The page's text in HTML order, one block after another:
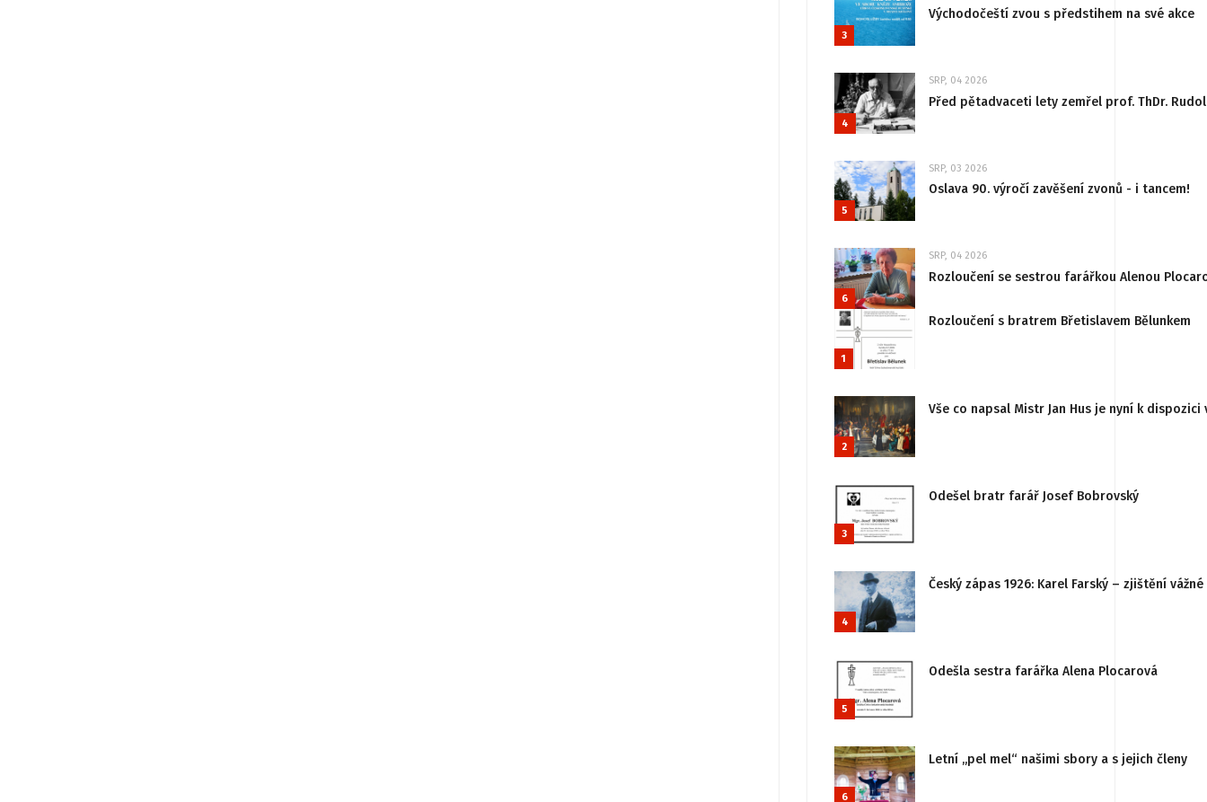
3
Východočeští zvou s předstihem na své akce
4
SRP, 04 2026
Před pětadvaceti lety zemřel prof. ThDr.
5
SRP, 03 2026
Oslava 90. výročí zavěšení zvonů - i tancem!
6
SRP, 04 2026
Rozloučení se sestrou farářkou Alenou
1
Rozloučení s bratrem Břetislavem Bělunkem
2
Vše co napsal Mistr Jan Hus je nyní k
3
Odešel bratr farář Josef Bobrovský
4
Český zápas 1926: Karel Farský – zjištění
5
Odešla sestra farářka Alena Plocarová
6
Letní „pel mel“ našimi sbory a s jejich členy